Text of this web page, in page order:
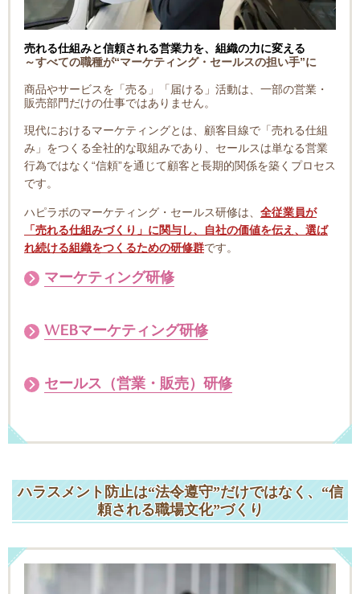
売れる仕組みと信頼される営業力を、組織の力に変える
～すべての職種が“マーケティング・セールスの担い手”に
商品やサービスを「売る」「届ける」活動は、一部の営業・
販売部門だけの仕事ではありません。
現代におけるマーケティングとは、顧客目線で「売れる仕組
み」をつくる全社的な取組みであり、セールスは単なる営業
行為ではなく“信頼”を通じて顧客と長期的関係を築くプロセス
です。
ハピラボのマーケティング・セールス研修は、 全従業員が
「売れる仕組みづくり」に関与し、自社の価値を伝え、選ば
れ続ける組織をつくるための研修群です。
マーケティング研修
WEBマーケティング研修
セールス（営業・販売）研修
ハラスメント防止は“法令遵守”だけではなく、 “信
頼される職場文化”づくり